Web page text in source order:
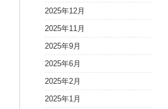
2025年12月
2025年11月
2025年9月
2025年6月
2025年2月
2025年1月